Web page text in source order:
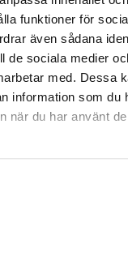
funktioner för
även sådana
de sociala medier
med. Dessa
information som du
när du har använt